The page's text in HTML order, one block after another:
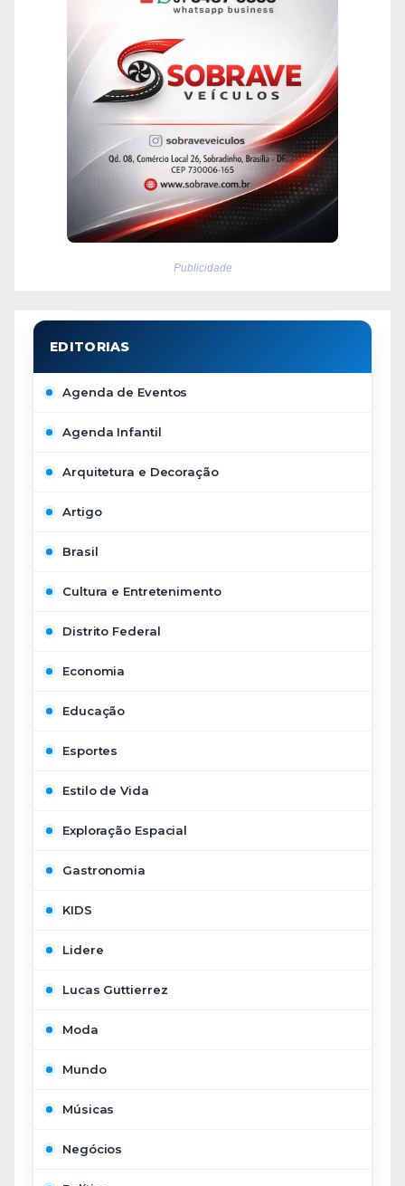
Publicidade
Agenda de Eventos
Agenda Infantil
Arquitetura e Decoração
Artigo
Brasil
Cultura e Entretenimento
Distrito Federal
Economia
Educação
Esportes
Estilo de Vida
Exploração Espacial
Gastronomia
KIDS
Lidere
Lucas Guttierrez
Moda
Mundo
Músicas
Negócios